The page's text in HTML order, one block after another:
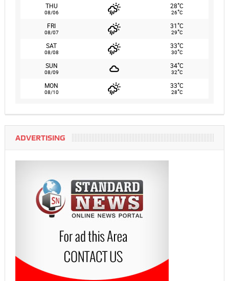
THU
08/06
28°C
26°C
FRI
08/07
31°C
29°C
SAT
08/08
33°C
30°C
SUN
08/09
34°C
32°C
MON
08/10
33°C
28°C
ADVERTISING